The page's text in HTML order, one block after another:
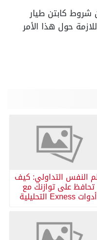
كابتن طيار
حول هذا الأمر
النفس التداولي: كيف
تحافظ على توازنك مع
أدوات Exness التحليلية